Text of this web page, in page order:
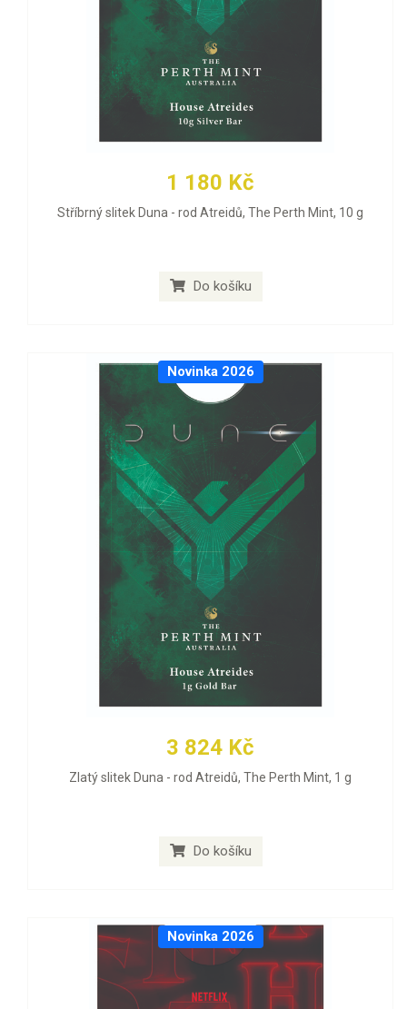
1 180 Kč
Stříbrný slitek Duna - rod Atreidů, The Perth Mint, 10 g
Do košíku
Novinka 2026
3 824 Kč
Zlatý slitek Duna - rod Atreidů, The Perth Mint, 1 g
Do košíku
Novinka 2026